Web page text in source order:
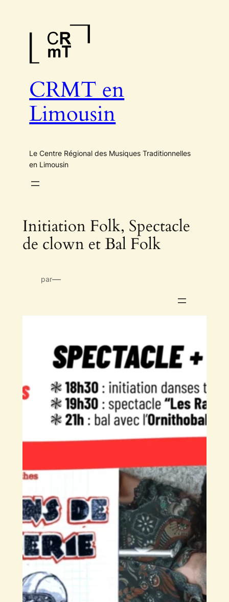
CRMT en
Limousin
Le Centre Régional des Musiques Traditionnelles
en Limousin
Initiation Folk, Spectacle
de clown et Bal Folk
par—